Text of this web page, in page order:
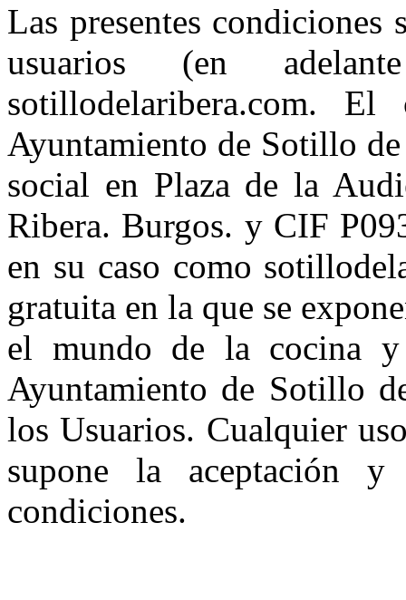
Las presentes condiciones
usuarios (en
sotillodelaribera.com.
Ayuntamiento de Sotillo
social en Plaza de la
Ribera. Burgos. y CIF
en su caso como
gratuita en la que se
el mundo de la cocina y
Ayuntamiento de Sotillo
los Usuarios. Cualquier
supone la aceptación y
condiciones.